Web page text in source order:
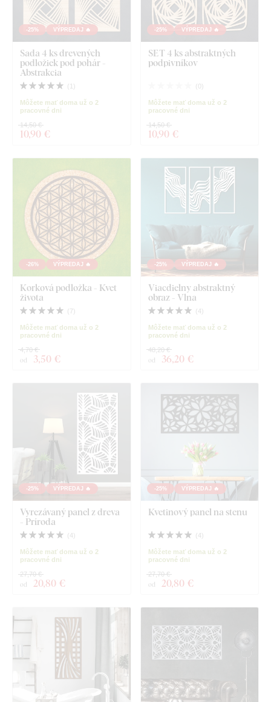
-25% VÝPREDAJ 🔥
Sada 4 ks drevených
podložiek pod pohár -
Abstrakcia
( 1 )
Môžete mať doma už o 2
pracovné dni
10,90 €
14,50 €
-25% VÝPREDAJ 🔥
SET 4 ks abstraktných
podpivníkov
( 0)
Môžete mať doma už o 2
pracovné dni
10,90 €
14,50 €
-26% VÝPREDAJ 🔥
Korková podložka - Kvet
života
( 7)
Môžete mať doma už o 2
pracovné dni
od 3,50 €
4,70 €
-25% VÝPREDAJ 🔥
Viacdielny abstraktný
obraz - Vlna
( 4)
Môžete mať doma už o 2
pracovné dni
od 36,20 €
48,20 €
-25% VÝPREDAJ 🔥
Vyrezávaný panel z dreva
- Príroda
( 4)
Môžete mať doma už o 2
pracovné dni
od 20,80 €
27,70 €
-25% VÝPREDAJ 🔥
Kvetinový panel na stenu
( 4)
Môžete mať doma už o 2
pracovné dni
od 20,80 €
27,70 €